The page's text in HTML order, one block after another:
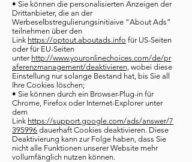
• Sie können die personalisierten Anzeigen der
Drittanbieter, die an der
Werbeselbstregulierungsinitiaive “About Ads”
teilnehmen über den
Link https://optout.aboutads.info für US-Seiten
oder für EU-Seiten
unter http://www.youronlinechoices.com/de/pr
aferenzmanagement/deaktivieren, wobei diese
Einstellung nur solange Bestand hat, bis Sie all
Ihre Cookies löschen;
• Sie können durch ein Browser-Plug-in für
Chrome, Firefox oder Internet-Explorer unter
dem
Link https://support.google.com/ads/answer/7
395996 dauerhaft Cookies deaktivieren. Diese
Deaktivierung kann zur Folge haben, dass Sie
nicht alle Funktionen unserer Website mehr
vollumfänglich nutzen können.